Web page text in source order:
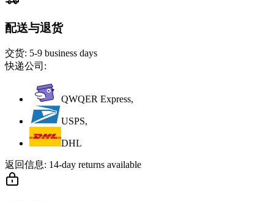
配送与退货
交货: 5-9 business days
快递公司:
QWQER Express,
USPS,
DHL
返回信息: 14-day returns available